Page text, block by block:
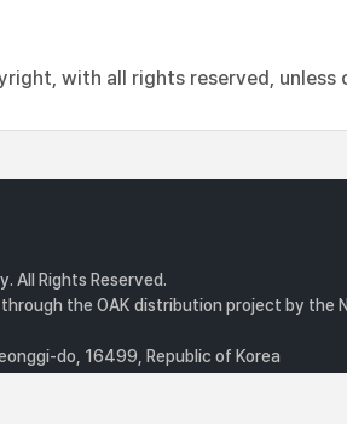
with all rights reserved, unless
All Rights Reserved.
the OAK distribution project by the
do, 16499, Republic of Korea